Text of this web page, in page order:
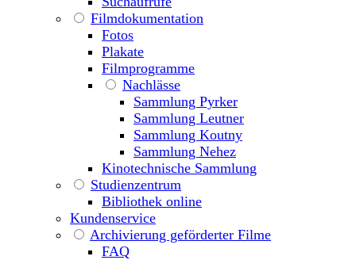
Filmdokumentation
Fotos
Plakate
Filmprogramme
Nachlässe
Sammlung Pyrker
Sammlung Leutner
Sammlung Koutny
Sammlung Nehez
Kinotechnische Sammlung
Studienzentrum
Bibliothek online
Kundenservice
Archivierung geförderter Filme
FAQ